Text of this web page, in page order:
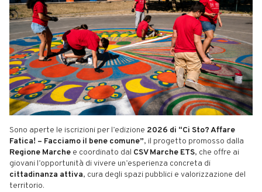
Sono aperte le iscrizioni per l’edizione 2026 di “Ci Sto? Affare
Fatica! – Facciamo il bene comune”, il progetto promosso dalla
Regione Marche e coordinato dal CSV Marche ETS, che offre ai
giovani l’opportunità di vivere un’esperienza concreta di
cittadinanza attiva, cura degli spazi pubblici e valorizzazione del
territorio.